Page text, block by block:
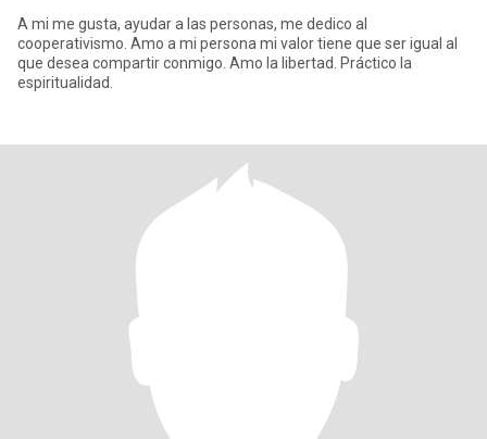
A mi me gusta, ayudar a las personas, me dedico al
cooperativismo. Amo a mi persona mi valor tiene que ser igual al
que desea compartir conmigo. Amo la libertad. Práctico la
espiritualidad.